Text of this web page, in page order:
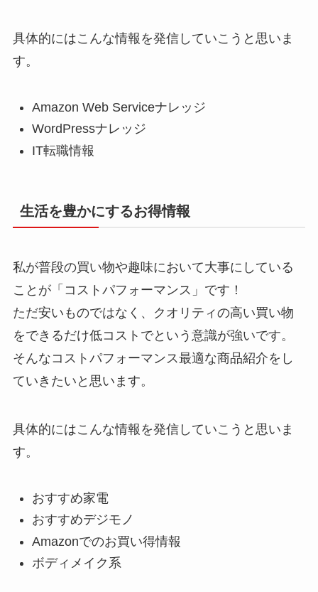
具体的にはこんな情報を発信していこうと思いま
す。
Amazon Web Serviceナレッジ
WordPressナレッジ
IT転職情報
生活を豊かにするお得情報
私が普段の買い物や趣味において大事にしている
ことが「コストパフォーマンス」です！
ただ安いものではなく、クオリティの高い買い物
をできるだけ低コストでという意識が強いです。
そんなコストパフォーマンス最適な商品紹介をし
ていきたいと思います。
具体的にはこんな情報を発信していこうと思いま
す。
おすすめ家電
おすすめデジモノ
Amazonでのお買い得情報
ボディメイク系